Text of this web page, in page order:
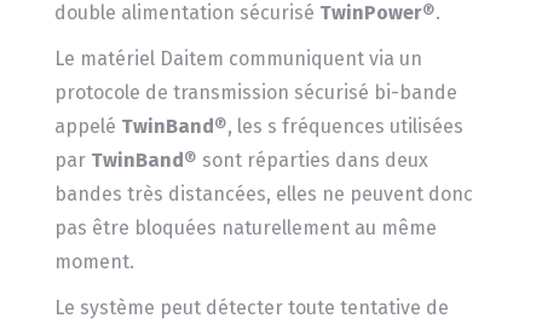
double alimentation sécurisé TwinPower®.
Le matériel Daitem communiquent via un
protocole de transmission sécurisé bi-bande
appelé TwinBand ®, les s fréquences utilisées
par TwinBand ® sont réparties dans deux
bandes très distancées, elles ne peuvent donc
pas être bloquées naturellement au même
moment.
Le système peut détecter toute tentative de